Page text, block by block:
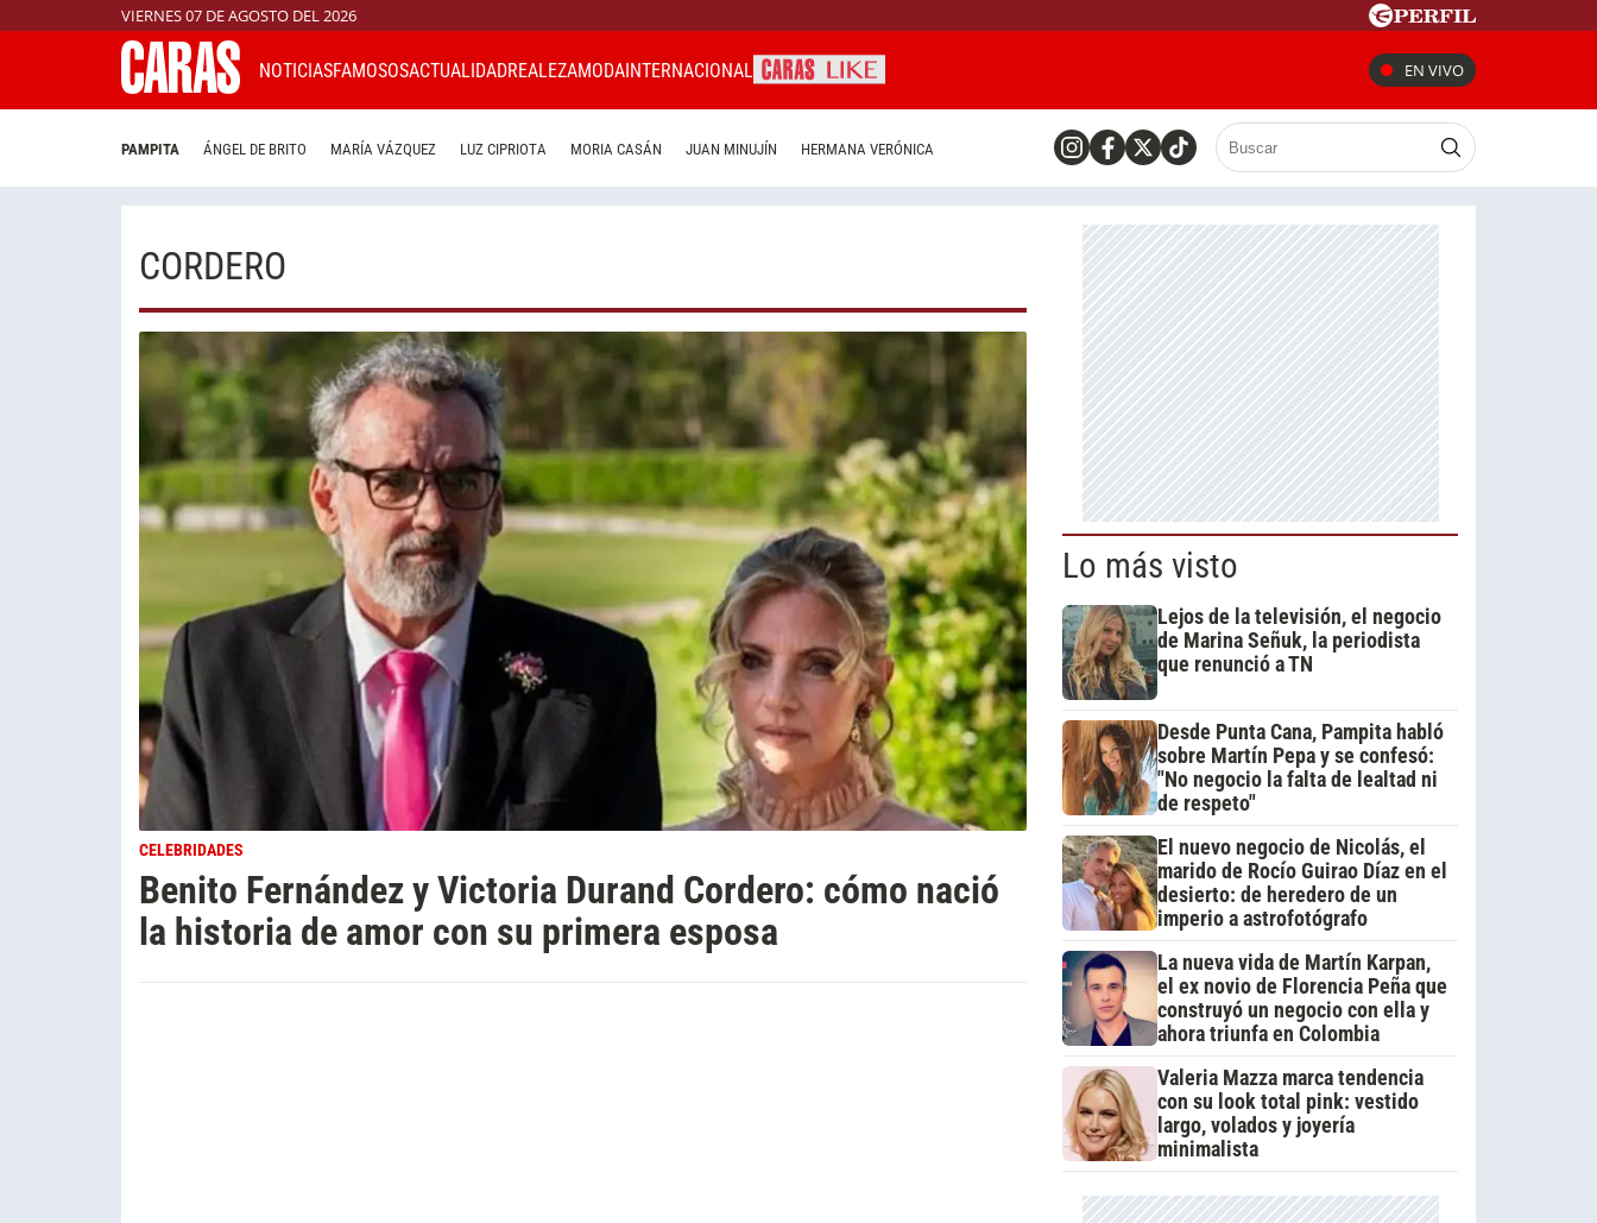
VIERNES 07 DE AGOSTO DEL 2026
NOTICIASFAMOSOSACTUALIDADREALEZAMODAINTERNACIONAL EN VIVO
PAMPITA ÁNGEL DE BRITO MARÍA VÁZQUEZ LUZ CIPRIOTA MORIA CASÁN JUAN MINUJÍN HERMANA VERÓNICA
CORDERO
CELEBRIDADES
Benito Fernández y Victoria Durand Cordero: cómo nació
la historia de amor con su primera esposa
Lo más visto
Lejos de la televisión, el negocio
de Marina Señuk, la periodista
que renunció a TN
Desde Punta Cana, Pampita habló
sobre Martín Pepa y se confesó:
"No negocio la falta de lealtad ni
de respeto"
El nuevo negocio de Nicolás, el
marido de Rocío Guirao Díaz en el
desierto: de heredero de un
imperio a astrofotógrafo
La nueva vida de Martín Karpan,
el ex novio de Florencia Peña que
construyó un negocio con ella y
ahora triunfa en Colombia
Valeria Mazza marca tendencia
con su look total pink: vestido
largo, volados y joyería
minimalista